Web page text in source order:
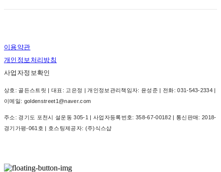
이용약관
개인정보처리방침
사업자정보확인
상호: 골든스트릿 | 대표: 고은정 | 개인정보관리책임자: 윤성준 | 전화: 031-543-2334 |
이메일: goldenstreet1@naver.com
주소: 경기도 포천시 설운동 305-1 | 사업자등록번호: 358-67-00182| 통신판매: 2018-
경기가평-061호 | 호스팅제공자: (주)식스샵